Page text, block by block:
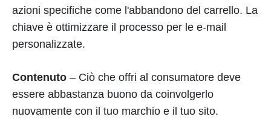
azioni specifiche come l'abbandono del carrello. La
chiave è ottimizzare il processo per le e-mail
personalizzate.
Contenuto – Ciò che offri al consumatore deve
essere abbastanza buono da coinvolgerlo
nuovamente con il tuo marchio e il tuo sito.